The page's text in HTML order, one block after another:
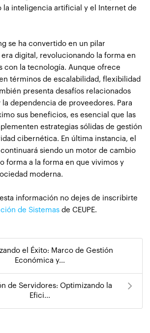
la inteligencia artificial y el Internet de
se ha convertido en un pilar
digital, revolucionando la forma en
con la tecnología. Aunque ofrece
términos de escalabilidad, flexibilidad
presenta desafíos relacionados
dependencia de proveedores. Para
sus beneficios, es esencial que las
estrategias sólidas de gestión
cibernética. En última instancia, el
siendo un motor de cambio
forma a la forma en que vivimos y
moderna.
información no dejes de inscribirte
de Sistemas de CEUPE.
el Éxito: Marco de Gestión
Económica y...
de Servidores: Optimizando la
Efici...